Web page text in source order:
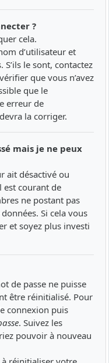
?
cela.
d’utilisateur et
le sont, contactez
que vous n’avez
que le
erreur de
la corriger.
mais je ne peux
ait désactivé ou
est courant de
ne postant pas
Si cela vous
et soyez plus investi
de passe ne puisse
être réinitialisé. Pour
connexion puis
. Suivez les
pouvoir à nouveau